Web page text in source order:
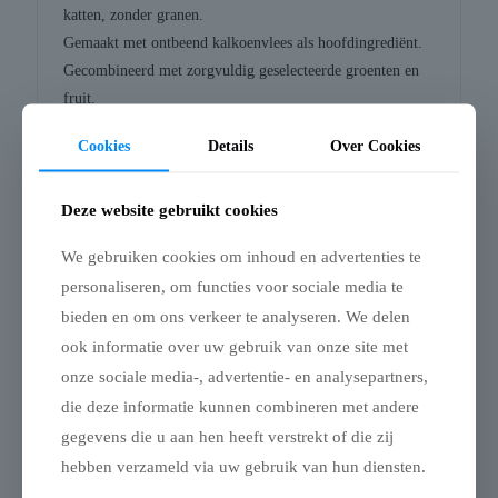
katten, zonder granen.
Gemaakt met ontbeend kalkoenvlees als hoofdingrediënt.
Gecombineerd met zorgvuldig geselecteerde groenten en
fruit.
Nature's Variety Original Sterilized Turkey No Grain is
volledige dierenvoeding voor volwassen katten.
Samenstelling:Kalkoenvlees zonder been* (20%),
gedroogde aardappel* (10%), gedroogd varkenseiwit
(6%), gedroogde kikkererwten (6%), gedroogde kalkoen
eiwit (5%), erwtenvezel, gevogeltevet* (3%),
eiwithydrolysaat (3%),bietenpulp*, aardappelzetmeel*,
gedroogde cichoreiwortel*, mineralen, gedroogde wortel*
(0,5% equivalent aan 4% verse wortel), gedroogde appel*
(0,3% equivalent aan 2% verse appel)., *Natuurlijke
ingrediënten
Cookies Details Over Cookies
Deze website gebruikt cookies
We gebruiken cookies om inhoud en advertenties te
personaliseren, om functies voor sociale media te
bieden en om ons verkeer te analyseren. We delen
ook informatie over uw gebruik van onze site met
onze sociale media-, advertentie- en analysepartners,
die deze informatie kunnen combineren met andere
gegevens die u aan hen heeft verstrekt of die zij
hebben verzameld via uw gebruik van hun diensten.